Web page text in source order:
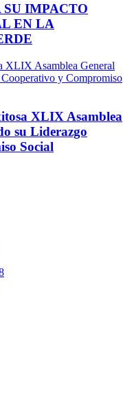
SU IMPACTO
EN LA
XLIX Asamblea
su Liderazgo
Social